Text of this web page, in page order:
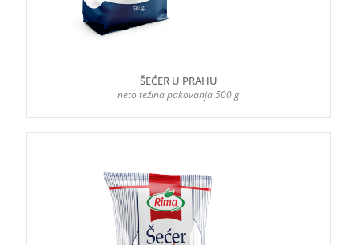
ŠEĆER U PRAHU
neto težina pakovanja 500 g